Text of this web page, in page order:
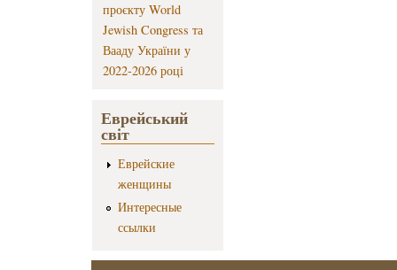
проєкту World
Jewish Congress та
Вааду України у
2022-2026 році
Еврейський
світ
Еврейские
женщины
Интересные
ссылки